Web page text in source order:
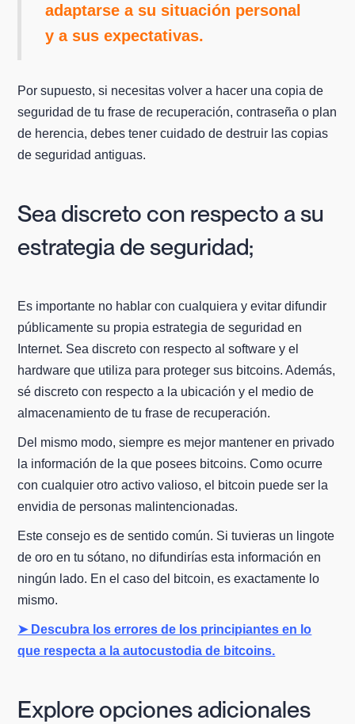
adaptarse a su situación personal
y a sus expectativas.
Por supuesto, si necesitas volver a hacer una copia de
seguridad de tu frase de recuperación, contraseña o plan
de herencia, debes tener cuidado de destruir las copias
de seguridad antiguas.
Sea discreto con respecto a su
estrategia de seguridad;
Es importante no hablar con cualquiera y evitar difundir
públicamente su propia estrategia de seguridad en
Internet. Sea discreto con respecto al software y el
hardware que utiliza para proteger sus bitcoins. Además,
sé discreto con respecto a la ubicación y el medio de
almacenamiento de tu frase de recuperación.
Del mismo modo, siempre es mejor mantener en privado
la información de la que posees bitcoins. Como ocurre
con cualquier otro activo valioso, el bitcoin puede ser la
envidia de personas malintencionadas.
Este consejo es de sentido común. Si tuvieras un lingote
de oro en tu sótano, no difundirías esta información en
ningún lado. En el caso del bitcoin, es exactamente lo
mismo.
➤ Descubra los errores de los principiantes en lo
que respecta a la autocustodia de bitcoins.
Explore opciones adicionales